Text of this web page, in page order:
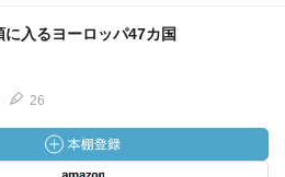
入るヨーロッパ47カ国
26